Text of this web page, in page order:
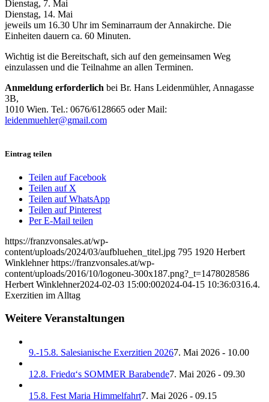
Dienstag, 7. Mai
Dienstag, 14. Mai
jeweils um 16.30 Uhr im Seminarraum der Annakirche. Die
Einheiten dauern ca. 60 Minuten.
Wichtig ist die Bereitschaft, sich auf den gemeinsamen Weg
einzulassen und die Teilnahme an allen Terminen.
Anmeldung erforderlich bei Br. Hans Leidenmühler, Annagasse
3B,
1010 Wien. Tel.: 0676/6128665 oder Mail:
leidenmuehler@gmail.com
Eintrag teilen
Teilen auf Facebook
Teilen auf X
Teilen auf WhatsApp
Teilen auf Pinterest
Per E-Mail teilen
https://franzvonsales.at/wp-
content/uploads/2024/03/aufbluehen_titel.jpg 795 1920 Herbert
Winklehner https://franzvonsales.at/wp-
content/uploads/2016/10/logoneu-300x187.png?_t=1478028586
Herbert Winklehner2024-02-03 15:00:002024-04-15 10:36:0316.4.
Exerzitien im Alltag
Weitere Veranstaltungen
9.-15.8. Salesianische Exerzitien 20267. Mai 2026 - 10.00
12.8. Friedα‘s SOMMER Barabende7. Mai 2026 - 09.30
15.8. Fest Maria Himmelfahrt7. Mai 2026 - 09.15